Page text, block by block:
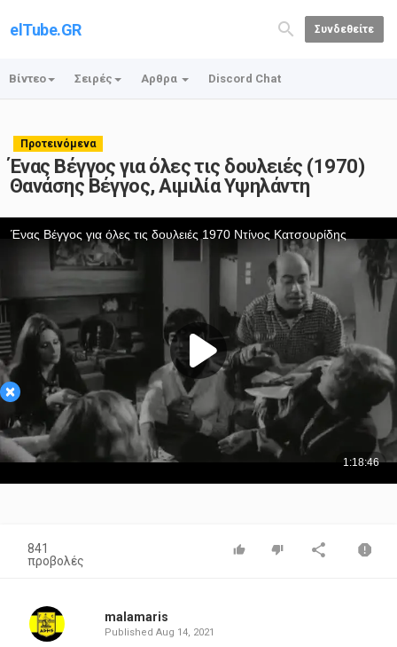
elTube.GR Συνδεθείτε
Βίντεο Σειρές Αρθρα Discord Chat
Προτεινόμενα
Ένας Βέγγος για όλες τις δουλειές (1970)
Θανάσης Βέγγος, Αιμιλία Υψηλάντη
×
841
προβολές
malamaris
Published Aug 14, 2021